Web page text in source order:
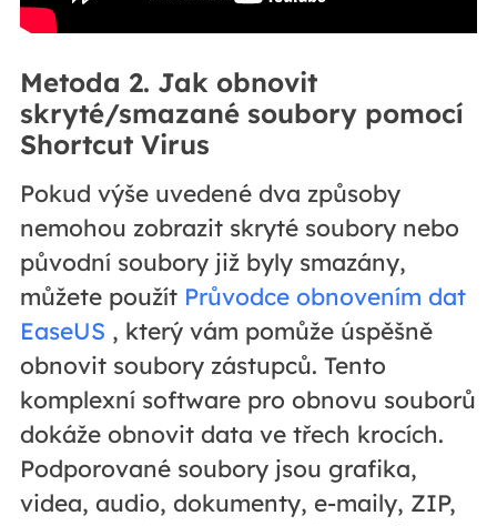
Metoda 2. Jak obnovit
skryté/smazané soubory pomocí
Shortcut Virus
Pokud výše uvedené dva způsoby
nemohou zobrazit skryté soubory nebo
původní soubory již byly smazány,
můžete použít Průvodce obnovením dat
EaseUS , který vám pomůže úspěšně
obnovit soubory zástupců. Tento
komplexní software pro obnovu souborů
dokáže obnovit data ve třech krocích.
Podporované soubory jsou grafika,
videa, audio, dokumenty, e-maily, ZIP,